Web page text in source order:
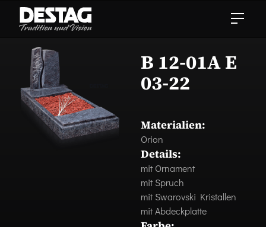
B 12-01A E
03-22
Materialien:
Orion
Details:
mit Ornament
mit Spruch
mit Swarovski Kristallen
mit Abdeckplatte